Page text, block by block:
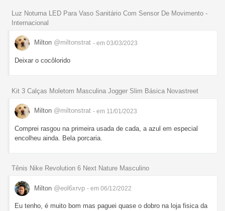
Luz Noturna LED Para Vaso Sanitário Com Sensor De Movimento -
Internacional
Milton @miltonstrat - em 03/03/2023
Deixar o cocôlorido
Kit 3 Calças Moletom Masculina Jogger Slim Básica Novastreet
Milton @miltonstrat - em 11/01/2023
Comprei rasgou na primeira usada de cada, a azul em especial
encolheu ainda. Bela porcaria.
Tênis Nike Revolution 6 Next Nature Masculino
Milton @eol6xrvp - em 06/12/2022
Eu tenho, é muito bom mas paguei quase o dobro na loja fisica da